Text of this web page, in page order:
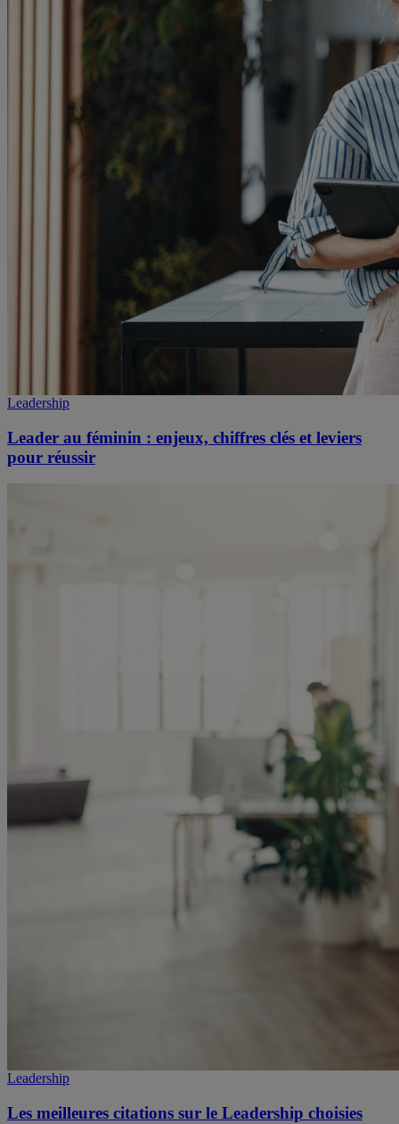
Leadership
Leader au féminin : enjeux, chiffres clés et leviers
pour réussir
Leadership
Les meilleures citations sur le Leadership choisies